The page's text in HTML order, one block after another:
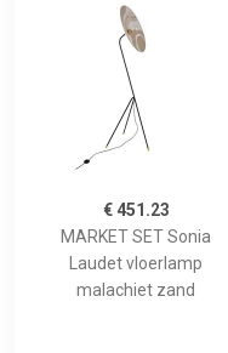
€ 451.23
MARKET SET Sonia
Laudet vloerlamp
malachiet zand